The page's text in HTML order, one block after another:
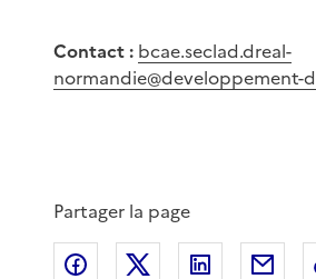
Contact : bcae.seclad.dreal-
normandie@developpement-
Partager la page
Partager sur Facebook
Partager sur X
Partager